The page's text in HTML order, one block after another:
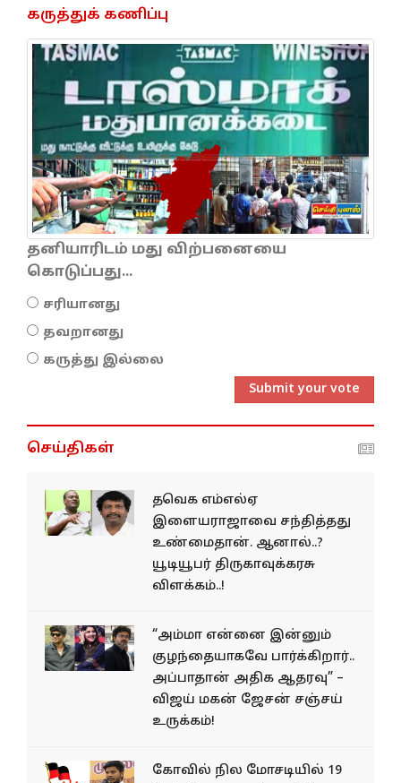
கருத்துக் கணிப்பு
தனியாரிடம் மது விற்பனையை
கொடுப்பது...
சரியானது
தவறானது
கருத்து இல்லை
Submit your vote
செய்திகள்
தவெக எம்எல்ஏ
இளையராஜாவை சந்தித்தது
உண்மைதான். ஆனால்..?
யூடியூபர் திருகாவுக்கரசு
விளக்கம்..!
“அம்மா என்னை இன்னும்
குழந்தையாகவே பார்க்கிறார்..
அப்பாதான் அதிக ஆதரவு” –
விஜய் மகன் ஜேசன் சஞ்சய்
உருக்கம்!
கோவில் நில மோசடியில் 19